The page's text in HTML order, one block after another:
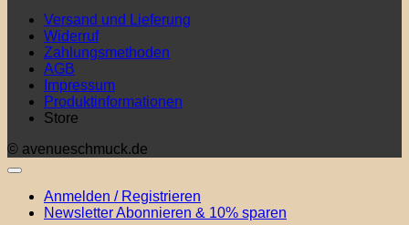
Versand und Lieferung
Widerruf
Zahlungsmethoden
AGB
Impressum
Produktinformationen
Store
© avenueschmuck.de
Anmelden / Registrieren
Newsletter Abonnieren & 10% sparen